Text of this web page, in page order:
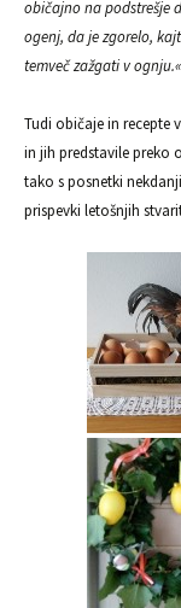
običajno na podstrešje
ogenj, da je zgorelo,
temveč zažgati v ognju.«
Tudi običaje in recepte
in jih predstavile preko
tako s posnetki
prispevki letošnjih